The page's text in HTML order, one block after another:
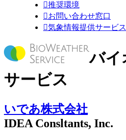
推奨環境
お問い合わせ窓口
気象情報提供サービ
バイ
サービス
いであ株式会社
IDEA Consltants, Inc.